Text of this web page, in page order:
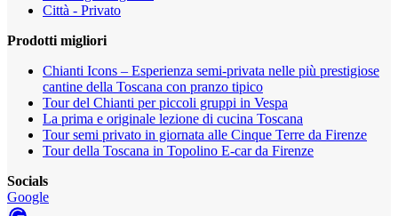
Città - Privato
Prodotti migliori
Chianti Icons – Esperienza semi-privata nelle più prestigiose
cantine della Toscana con pranzo tipico
Tour del Chianti per piccoli gruppi in Vespa
La prima e originale lezione di cucina Toscana
Tour semi privato in giornata alle Cinque Terre da Firenze
Tour della Toscana in Topolino E-car da Firenze
Socials
Google